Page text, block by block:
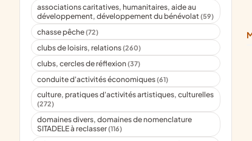
associations caritatives, humanitaires, aide au
développement, développement du bénévolat(59)
chasse pêche(72)
clubs de loisirs, relations(260)
clubs, cercles de réflexion(37)
conduite d'activités économiques(61)
culture, pratiques d'activités artistiques, culturelles
(272)
domaines divers, domaines de nomenclature
SITADELE à reclasser(116)